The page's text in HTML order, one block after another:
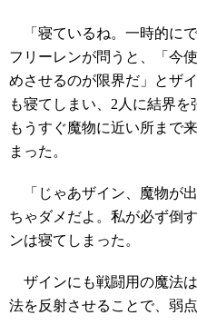
「寝ているね。一時的に
フリーレンが問うと、「今
めさせるのが限界だ」とザ
も寝てしまい、2人に結界を
もうすぐ魔物に近い所まで
まった。
「じゃあザイン、魔物が
ちゃダメだよ。私が必ず倒
ンは寝てしまった。
ザインにも戦闘用の魔法
法を反射させることで、弱